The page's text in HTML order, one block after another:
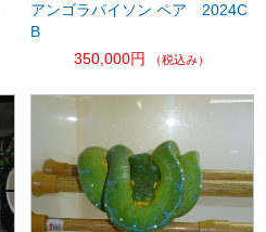
アンゴラパイソン ペア 2024C
B
350,000円
（税込み）